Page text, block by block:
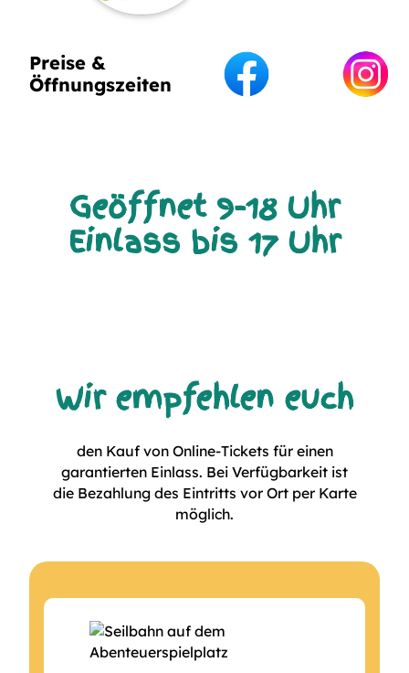
Preise &
Öffnungszeiten
Geöffnet 9-18 Uhr
Einlass bis 17 Uhr
Wir empfehlen euch
den Kauf von Online-Tickets für einen
garantierten Einlass. Bei Verfügbarkeit ist
die Bezahlung des Eintritts vor Ort per Karte
möglich.